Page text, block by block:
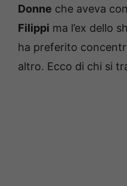
Donne che aveva
Filippi ma l’ex dello
ha preferito
altro. Ecco di chi si